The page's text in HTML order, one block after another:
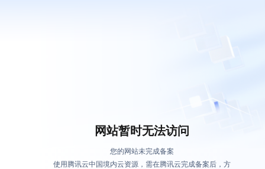
网站暂时无法访问
您的网站未完成备案
使用腾讯云中国境内云资源，需在腾讯云完成备案后，方